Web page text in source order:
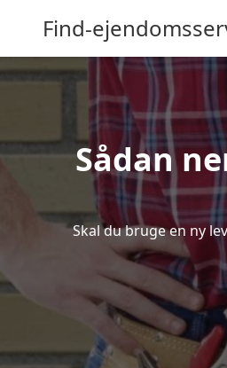
Find-
Sådan
Skal du bruge en ny